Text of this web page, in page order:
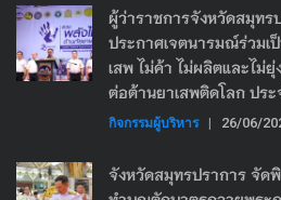
ผู้ว่าราชการจังหวัดสมุท
ประกาศเจตนารมณ์ร่วมเ
เสพ ไม่ค้า ไม่ผลิตและไม่ยุ่
ต่อต้านยาเสพติดโลก ปร
กิจกรรมผู้บริหาร | 26/06/
จังหวัดสมุทรปราการ จัด